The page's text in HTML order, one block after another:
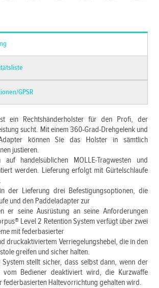
GPSR
ein Rechtshänderholster für den Profi, der
sucht. Mit einem 360-Grad-Drehgelenk und
können Sie das Holster in sämtlich
justieren.
handelsüblichen MOLLE-Tragwesten und
werden. Lieferung erfolgt mit Gürtelschlaufe
der Lieferung drei Befestigungsoptionen, die
und den Paddeladapter zur
er seine Ausrüstung an seine Anforderungen
Level 2 Retention System verfügt über zwei
mit federbasierter
druckaktiviertem Verriegelungshebel, die in den
greifen und sicher halten.
stellt sicher, dass selbst dann, wenn der
vom Bediener deaktiviert wird, die Kurzwaffe
federbasierten Haltevorrichtung gehalten wird.